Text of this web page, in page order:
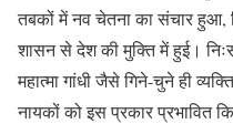
तबकों में नव चेतना का संचार हुआ,
शासन से देश की मुक्ति में हुई।
महात्मा गांधी जैसे गिने-चुने ही
नायकों को इस प्रकार प्रभावित